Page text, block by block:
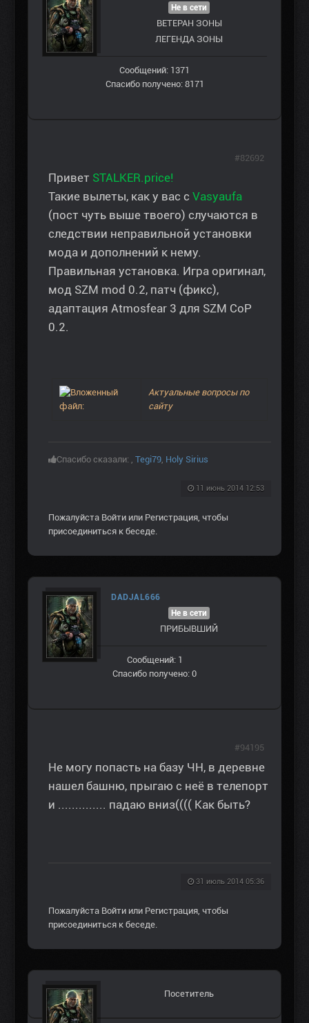
Не в сети
ВЕТЕРАН ЗOНЫ
ЛЕГЕНДА ЗОНЫ
Сообщений: 1371
Спасибо получено: 8171
Привет STALKER.price!
Такие вылеты, как у вас с Vasyaufa
(пост чуть выше твоего) случаются в
следствии неправильной установки
мода и дополнений к нему.
Правильная установка. Игра оригинал,
мод SZM mod 0.2, патч (фикс),
адаптация Atmosfear 3 для SZM CoP
0.2.
Актуальные вопросы по
сайту
Спасибо сказали: , Tegi79, Holy Sirius
11 июнь 2014 12:53
#82692
Пожалуйста Войти или Регистрация, чтобы
присоединиться к беседе.
DADJAL666
Не в сети
ПРИБЫВШИЙ
Сообщений: 1
Спасибо получено: 0
Не могу попасть на базу ЧН, в деревне
нашел башню, прыгаю с неё в телепорт
и .............. падаю вниз(((( Как быть?
31 июль 2014 05:36
#94195
Пожалуйста Войти или Регистрация, чтобы
присоединиться к беседе.
Посетитель